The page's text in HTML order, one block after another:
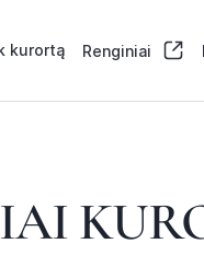
kurortą Renginiai